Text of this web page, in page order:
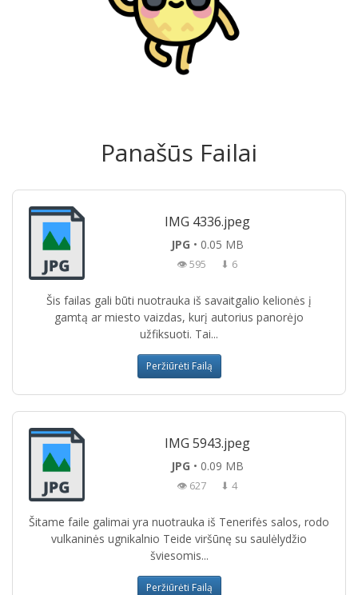
Panašūs Failai
IMG 4336.jpeg
JPG • 0.05 MB
👁 595 ⬇ 6
Šis failas gali būti nuotrauka iš savaitgalio kelionės į
gamtą ar miesto vaizdas, kurį autorius panorėjo
užfiksuoti. Tai...
Peržiūrėti Failą
IMG 5943.jpeg
JPG • 0.09 MB
👁 627 ⬇ 4
Šitame faile galimai yra nuotrauka iš Tenerifės salos, rodo
vulkaninės ugnikalnio Teide viršūnę su saulėlydžio
šviesomis...
Peržiūrėti Failą